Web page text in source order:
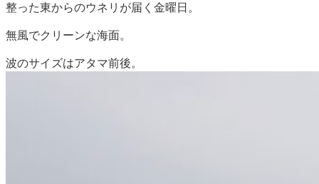
整った東からのウネリが届く金曜日。
無風でクリーンな海面。
波のサイズはアタマ前後。